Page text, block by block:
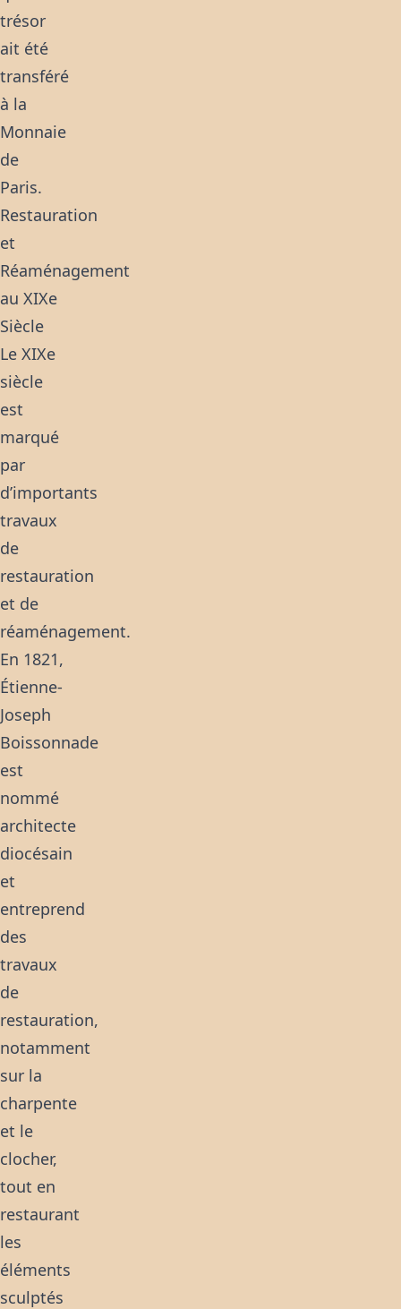
trésor
ait été
transféré
à la
Monnaie
de
Paris.
Restauration
et
Réaménagement
au XIXe
Siècle
Le XIXe
siècle
est
marqué
par
d’importants
travaux
de
restauration
et de
réaménagement.
En 1821,
Étienne-
Joseph
Boissonnade
est
nommé
architecte
diocésain
et
entreprend
des
travaux
de
restauration,
notamment
sur la
charpente
et le
clocher,
tout en
restaurant
les
éléments
sculptés